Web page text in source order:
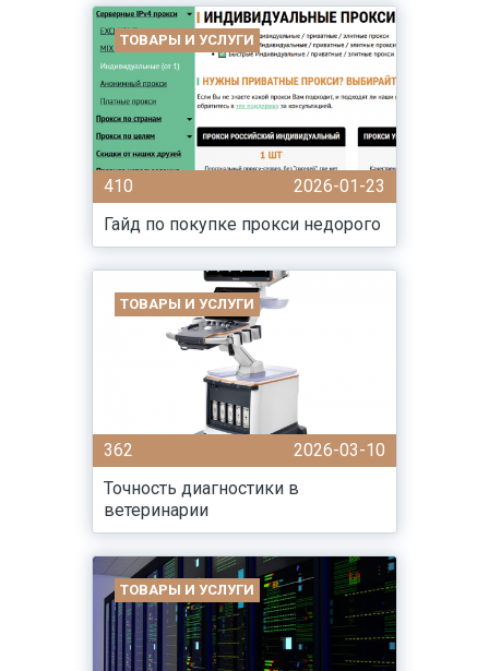
ТОВАРЫ И УСЛУГИ
410
2026-01-23
Гайд по покупке прокси недорого
ТОВАРЫ И УСЛУГИ
362
2026-03-10
Точность диагностики в
ветеринарии
ТОВАРЫ И УСЛУГИ